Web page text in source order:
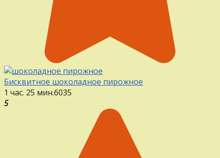
Бисквитное шоколадное пирожное
1 час. 25 мин.6035
5